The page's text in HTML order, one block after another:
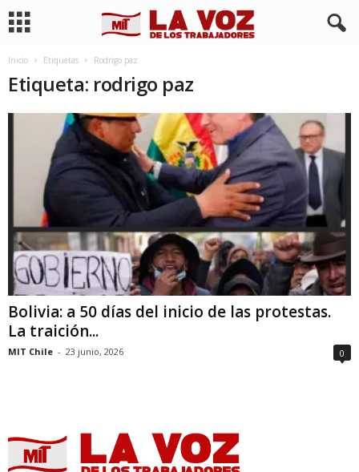
Inicio Etiquetas Rodrigo paz
Etiqueta: rodrigo paz
Bolivia: a 50 días del inicio de las protestas.
La traición...
MIT Chile - 23 junio, 2026 0